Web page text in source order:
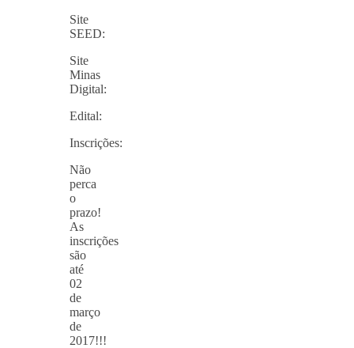
Site
SEED:
Site
Minas
Digital:
Edital:
Inscrições:
Não
perca
o
prazo!
As
inscrições
são
até
02
de
março
de
2017!!!